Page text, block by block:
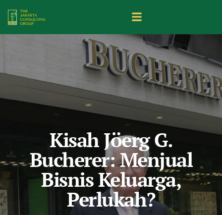
Kisah Jöerg G.
Bucherer: Menjual
Bisnis Keluarga,
Perlukah?